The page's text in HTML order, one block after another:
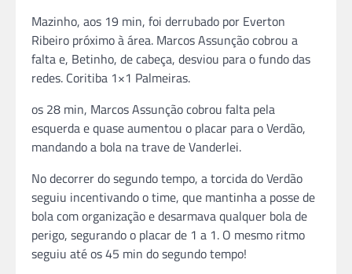
Mazinho, aos 19 min, foi derrubado por Everton
Ribeiro próximo à área. Marcos Assunção cobrou a
falta e, Betinho, de cabeça, desviou para o fundo das
redes. Coritiba 1×1 Palmeiras.
os 28 min, Marcos Assunção cobrou falta pela
esquerda e quase aumentou o placar para o Verdão,
mandando a bola na trave de Vanderlei.
No decorrer do segundo tempo, a torcida do Verdão
seguiu incentivando o time, que mantinha a posse de
bola com organização e desarmava qualquer bola de
perigo, segurando o placar de 1 a 1. O mesmo ritmo
seguiu até os 45 min do segundo tempo!